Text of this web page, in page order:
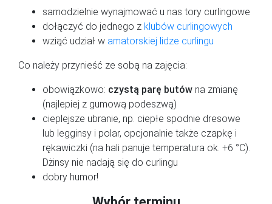
samodzielnie wynajmować u nas tory curlingowe
dołączyć do jednego z klubów curlingowych
wziąć udział w amatorskiej lidze curlingu
Co należy przynieść ze sobą na zajęcia:
obowiązkowo: czystą parę butów na zmianę
(najlepiej z gumową podeszwą)
cieplejsze ubranie, np. ciepłe spodnie dresowe
lub legginsy i polar, opcjonalnie także czapkę i
rękawiczki (na hali panuje temperatura ok. +6 °C).
Dżinsy nie nadają się do curlingu
dobry humor!